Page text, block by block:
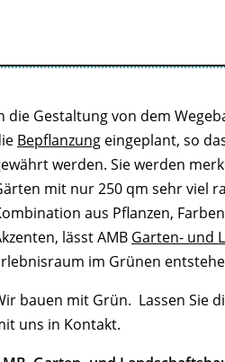
die Gestaltung von dem
Bepflanzung eingeplant, so
werden. Sie werden
mit nur 250 qm sehr viel
aus Pflanzen,
lässt AMB Garten- und
im Grünen
bauen mit Grün. Lassen Sie
uns in Kontakt.